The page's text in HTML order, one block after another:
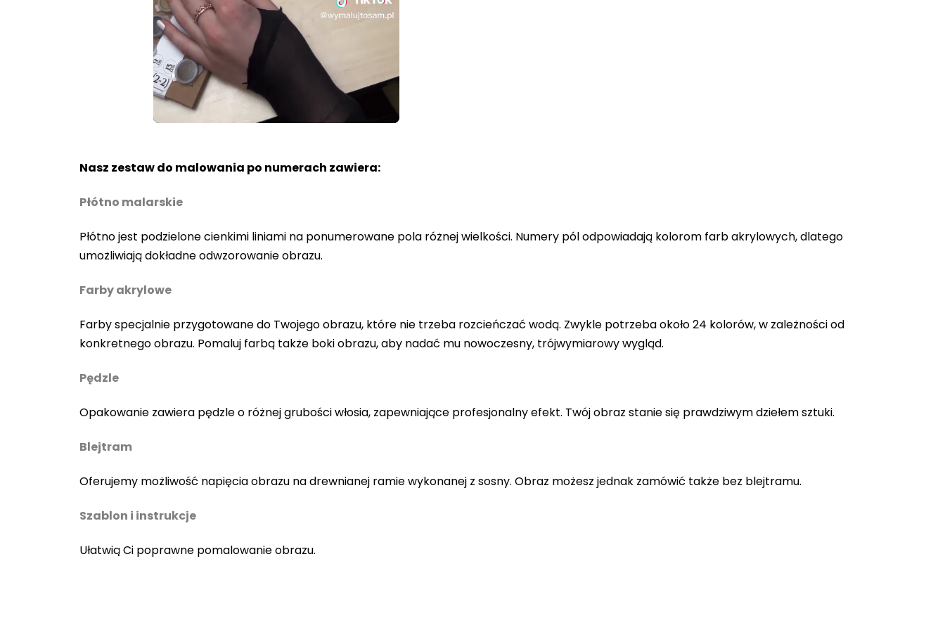
Loaded
100.00%
Nasz zestaw do malowania po numerach zawiera:
Płótno malarskie
Płótno jest podzielone cienkimi liniami na ponumerowane pola różnej wielkości. Numery pól odpowiadają kolorom farb akrylowych, dlatego
umożliwiają dokładne odwzorowanie obrazu.
Farby akrylowe
Farby specjalnie przygotowane do Twojego obrazu, które nie trzeba rozcieńczać wodą. Zwykle potrzeba około 24 kolorów, w zależności od
konkretnego obrazu. Pomaluj farbą także boki obrazu, aby nadać mu nowoczesny, trójwymiarowy wygląd.
Pędzle
Opakowanie zawiera pędzle o różnej grubości włosia, zapewniające profesjonalny efekt. Twój obraz stanie się prawdziwym dziełem sztuki.
Blejtram
Oferujemy możliwość napięcia obrazu na drewnianej ramie wykonanej z sosny. Obraz możesz jednak zamówić także bez blejtramu.
Szablon i instrukcje
Ułatwią Ci poprawne pomalowanie obrazu.